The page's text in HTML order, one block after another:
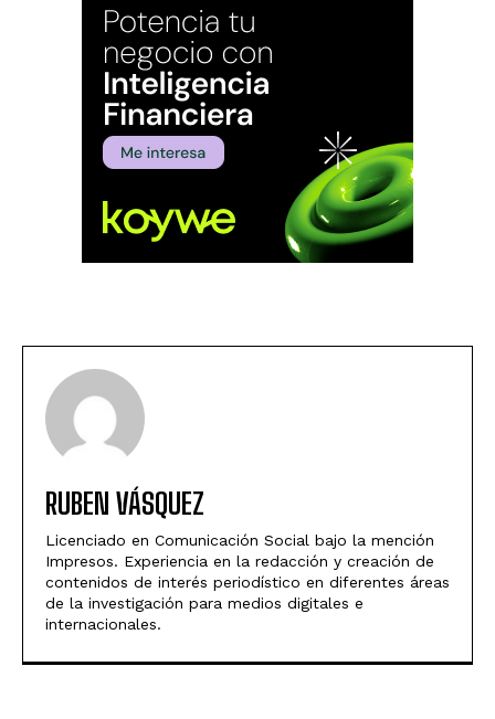
RUBEN VÁSQUEZ
Licenciado en Comunicación Social bajo la mención
Impresos. Experiencia en la redacción y creación de
contenidos de interés periodístico en diferentes áreas
de la investigación para medios digitales e
internacionales.